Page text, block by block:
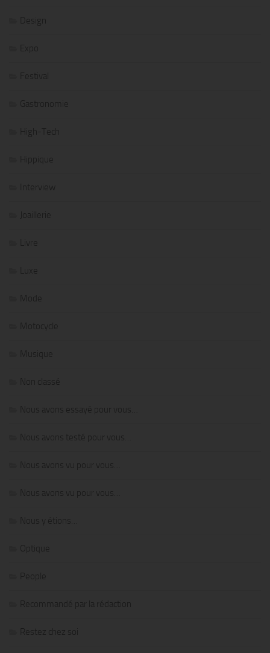
Design
Expo
Festival
Gastronomie
High-Tech
Hippique
Interview
Joaillerie
Livre
Luxe
Mode
Motocycle
Musique
Non classé
Nous avons essayé pour vous…
Nous avons testé pour vous…
Nous avons vu pour vous…
Nous avons vu pour vous…
Nous y étions…
Optique
People
Recommandé par la rédaction
Restez chez soi